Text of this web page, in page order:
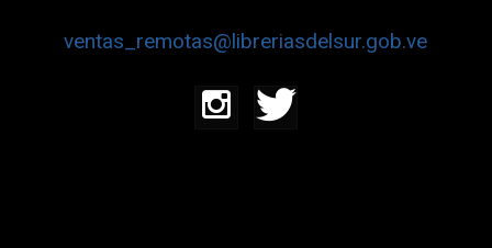
ventas_remotas@libreriasdelsur.gob.ve